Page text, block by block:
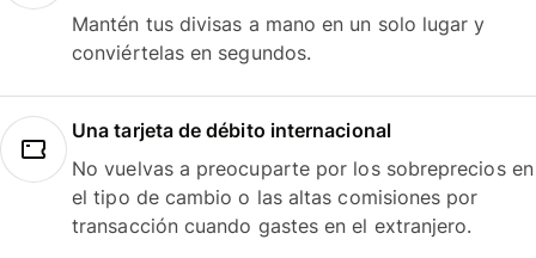
Mantén tus divisas a mano en un solo lugar y
conviértelas en segundos.
Una tarjeta de débito internacional
No vuelvas a preocuparte por los sobreprecios en
el tipo de cambio o las altas comisiones por
transacción cuando gastes en el extranjero.